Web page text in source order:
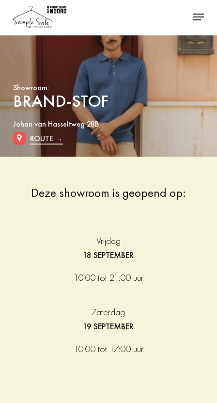
Menu
Showroom:
BRAND-STOF
Johan van Hasseltweg 28B
ROUTE →
Deze showroom is geopend op:
Vrijdag
18 SEPTEMBER
10:00 tot 21:00 uur
Zaterdag
19 SEPTEMBER
10:00 tot 17:00 uur
Close
Menu